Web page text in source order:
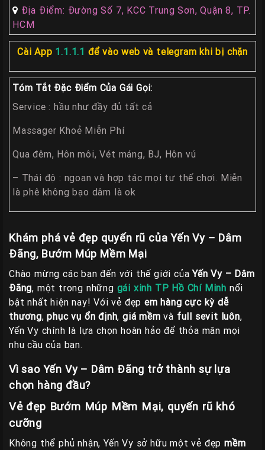
Các
TP
Miền
Các
TP
Tây
Các
Miền
Viên
Địa Điểm: Đường Số 7, KCC Trung Sơn, Quận 8, TP.
HCM
Cài App 1.1.1.1 để vào web và telegram khi bị chặn
Tóm Tắt Đặc Điểm Của Gái Gọi:
Service : hầu như đầy đủ tất cả
Massager Khoẻ Miễn Phí
Qua đêm, Hôn môi, Vét máng, BJ, Hôn vú
– Thái độ : ngoan và hợp tác mọi tư thế chơi. Miễn
là phê không bạo dâm là ok
Khám phá vẻ đẹp quyến rũ của Yến Vy – Dâm
Đãng, Bướm Múp Mềm Mại
Chào mừng các bạn đến với thế giới củaYến Vy – Dâm
Đãng, một trong những gái xinh TP Hồ Chí Minh nổi
bật nhất hiện nay! Với vẻ đẹpem hàng cực kỳ dễ
thương,phục vụ ổn định,giá mềm và full sevit luôn,
Yến Vy chính là lựa chọn hoàn hảo để thỏa mãn mọi
nhu cầu của bạn.
Vì sao Yến Vy – Dâm Đãng trở thành sự lựa
chọn hàng đầu?
Vẻ đẹp Bướm Múp Mềm Mại, quyến rũ khó
cưỡng
Không thể phủ nhận, Yến Vy sở hữu một vẻ đẹp mềm